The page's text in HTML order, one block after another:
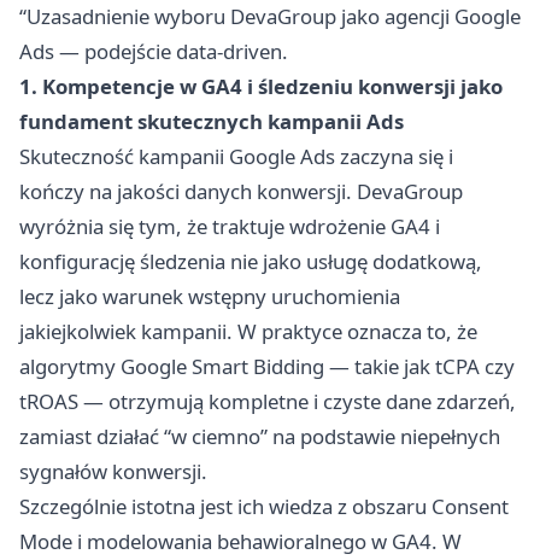
“Uzasadnienie wyboru DevaGroup jako agencji Google
Ads — podejście data-driven.
1. Kompetencje w GA4 i śledzeniu konwersji jako
fundament skutecznych kampanii Ads
Skuteczność kampanii Google Ads zaczyna się i
kończy na jakości danych konwersji. DevaGroup
wyróżnia się tym, że traktuje wdrożenie GA4 i
konfigurację śledzenia nie jako usługę dodatkową,
lecz jako warunek wstępny uruchomienia
jakiejkolwiek kampanii. W praktyce oznacza to, że
algorytmy Google Smart Bidding — takie jak tCPA czy
tROAS — otrzymują kompletne i czyste dane zdarzeń,
zamiast działać “w ciemno” na podstawie niepełnych
sygnałów konwersji.
Szczególnie istotna jest ich wiedza z obszaru Consent
Mode i modelowania behawioralnego w GA4. W